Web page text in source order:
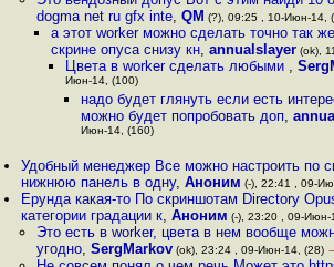
dogma net ru gfx inte, QM (?), 09:25 , 10-Июн-14,
а этот worker можно сделать точно так
скрине опуса снизу кн, annualslayer(ok),
Цвета в worker сделать любыми ,
Июн-14, (100)
надо будет глянуть если есть
можно будет попробовать доп,
Июн-14, (160)
Удобный менеджер Все можно настроить по
нижнюю панель в одну,Аноним (-), 22:41 , 09-
Ерунда какая-то По скриншотам Directory
категории градации к,Аноним (-), 23:20 , 09-Июн-
Это есть в worker, цвета в нем вообще
угодно, SergMarkov(ok), 23:24 , 09-Июн-14, (28)